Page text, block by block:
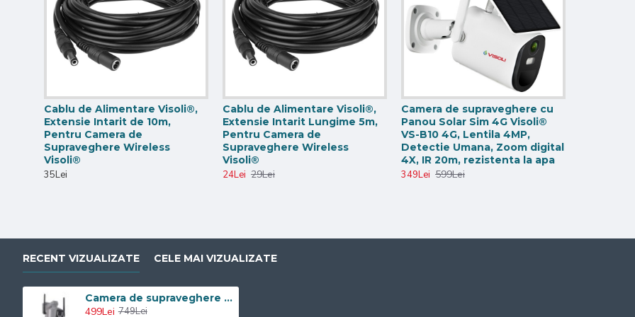
Night vision - SMART
Cu cele 7 led-uri IR mari si puternice + 2 Led-uri IR tip reflector imaginea este foarte clara pe intuneric iar distanta de
de pana la 120 metri. Ambele lentile sunt dotate cu led-uri IR, ceea ce face din aceasta camera de supraveghere
QW25-Zoom UHD captarea unui unghi de vizualizare in timp real de 270 grade.
Cablu de Alimentare Visoli®,
Extensie Intarit de 10m,
Pentru Camera de
Supraveghere Wireless
Visoli®
35Lei
Cablu de Alimentare Visoli®,
Extensie Intarit Lungime 5m,
Pentru Camera de
Supraveghere Wireless
Visoli®
24Lei 29Lei
Camera de supraveghere cu
Panou Solar Sim 4G Visoli®
VS-B10 4G, Lentila 4MP,
Detectie Umana, Zoom digital
4X, IR 20m, rezistenta la apa
349Lei 599Lei
RECENT VIZUALIZATE CELE MAI VIZUALIZATE
Camera de supraveghere profesionala WIFI Visoli™ QW25-ZOOM UHD 8MP, Lentila Dubla, 36X Zoom Optic, Vedere Nocturna 120M
499Lei 749Lei